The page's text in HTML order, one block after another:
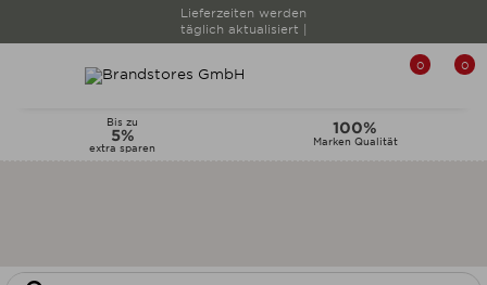
Lieferzeiten werden
täglich aktualisiert |
0 0
Bis zu
5%
extra sparen
100%
Marken Qualität